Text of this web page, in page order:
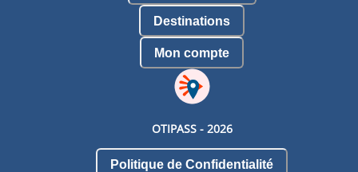
Destinations
Mon compte
OTIPASS - 2026
Politique de Confidentialité